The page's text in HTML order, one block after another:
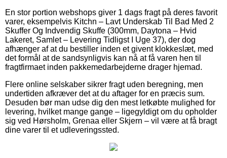
En stor portion webshops giver 1 dags fragt på deres favorit
varer, eksempelvis Kitchn – Lavt Underskab Til Bad Med 2
Skuffer Og Indvendig Skuffe (300mm, Daytona – Hvid
Lakeret, Samlet – Levering Tidligst I Uge 37), der dog
afhænger af at du bestiller inden et givent klokkeslæt, med
det formål at de sandsynligvis kan nå at få varen hen til
fragtfirmaet inden pakkemedarbejderne drager hjemad.
Flere online selskaber sikrer fragt uden beregning, men
undertiden afkræver det at du aftager for en præcis sum.
Desuden bør man udse dig den mest letkøbte mulighed for
levering, hvilket mange gange – ligegyldigt om du opholder
sig ved Hørsholm, Grenaa eller Skjern – vil være at få bragt
dine varer til et udleveringssted.